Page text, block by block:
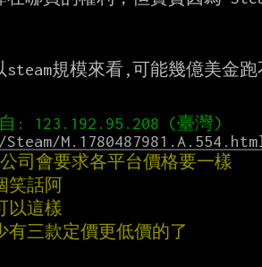
規模來看,可能幾億美金跑
司會要求各平台價格要一樣
笑話阿
以這樣
三款定價更低價的了